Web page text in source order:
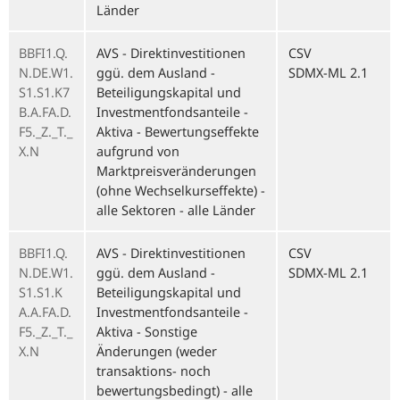
Länder
BBFI1.Q.
N.DE.W1.
S1.S1.K7
B.A.FA.D.
F5._Z._T._
X.N
AVS - Direktinvestitionen
ggü. dem Ausland -
Beteiligungskapital und
Investmentfondsanteile -
Aktiva - Bewertungseffekte
aufgrund von
Marktpreisveränderungen
(ohne Wechselkurseffekte) -
alle Sektoren - alle Länder
CSV
SDMX-ML 2.1
BBFI1.Q.
N.DE.W1.
S1.S1.K
A.A.FA.D.
F5._Z._T._
X.N
AVS - Direktinvestitionen
ggü. dem Ausland -
Beteiligungskapital und
Investmentfondsanteile -
Aktiva - Sonstige
Änderungen (weder
transaktions- noch
bewertungsbedingt) - alle
CSV
SDMX-ML 2.1